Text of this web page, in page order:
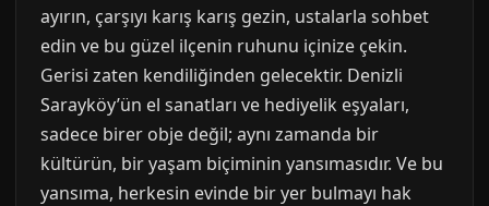
ayırın, çarşıyı karış karış gezin, ustalarla sohbet
edin ve bu güzel ilçenin ruhunu içinize çekin.
Gerisi zaten kendiliğinden gelecektir. Denizli
Sarayköy’ün el sanatları ve hediyelik eşyaları,
sadece birer obje değil; aynı zamanda bir
kültürün, bir yaşam biçiminin yansımasıdır. Ve bu
yansıma, herkesin evinde bir yer bulmayı hak